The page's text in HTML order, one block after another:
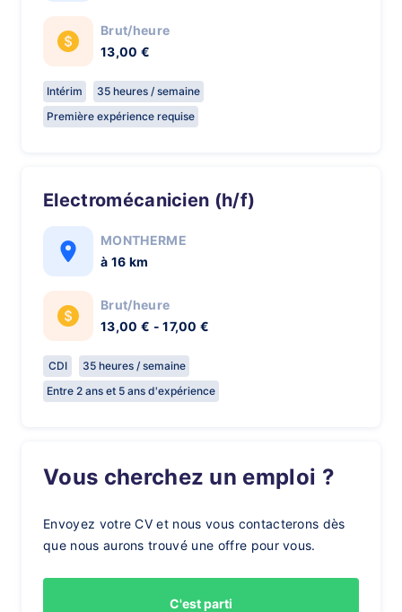
Brut/heure
13,00 €
Intérim
35 heures / semaine
Première expérience requise
Electromécanicien (h/f)
MONTHERME
à 16 km
Brut/heure
13,00 € - 17,00 €
CDI
35 heures / semaine
Entre 2 ans et 5 ans d'expérience
Vous cherchez un emploi ?
Envoyez votre CV et nous vous contacterons dès
que nous aurons trouvé une offre pour vous.
C'est parti